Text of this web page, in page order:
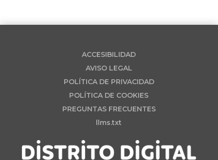
ACCESIBILIDAD
AVISO LEGAL
POLÍTICA DE PRIVACIDAD
POLÍTICA DE COOKIES
PREGUNTAS FRECUENTES
llms.txt